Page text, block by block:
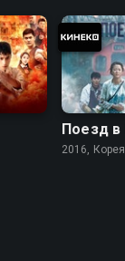
Поезд в
2016,